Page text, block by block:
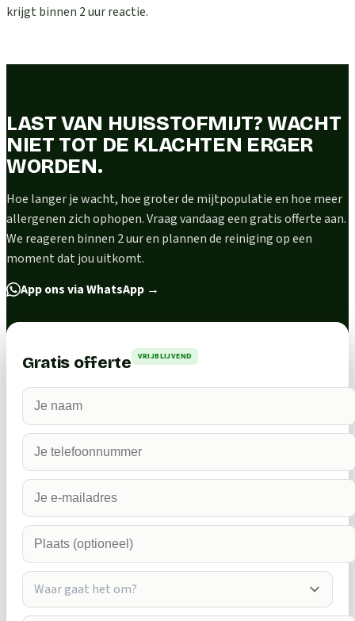
krijgt binnen 2 uur reactie.
LAST VAN HUISSTOFMIJT? WACHT
NIET TOT DE KLACHTEN ERGER
WORDEN.
Hoe langer je wacht, hoe groter de mijtpopulatie en hoe meer
allergenen zich ophopen. Vraag vandaag een gratis offerte aan.
We reageren binnen 2 uur en plannen de reiniging op een
moment dat jou uitkomt.
App ons via WhatsApp →
Gratis offerte VRIJBLIJVEND
Waar gaat het om?